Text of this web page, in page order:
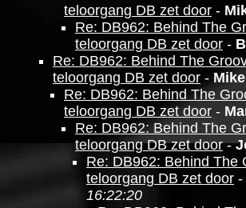
teloorgang DB zet door -
Re: DB962: Behind The
teloorgang DB zet door -
Re: DB962: Behind The
teloorgang DB zet door - Mike
Re: DB962: Behind The
teloorgang DB zet door -
Re: DB962: Behind The
teloorgang DB zet door-
Re: DB962: Behind The
teloorgang DB zet door -
16:22:20